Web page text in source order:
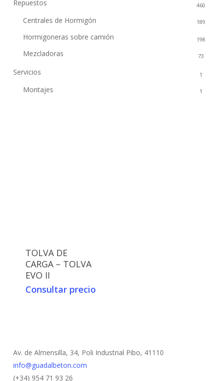
Repuestos 460
Centrales de Hormigón 189
Hormigoneras sobre camión 198
Mezcladoras 73
Servicios 1
Montajes 1
TOLVA DE
CARGA – TOLVA
EVO II
Consultar precio
Av. de Almensilla, 34, Poli Industrial Pibo, 41110
info@guadalbeton.com
(+34) 954 71 93 26